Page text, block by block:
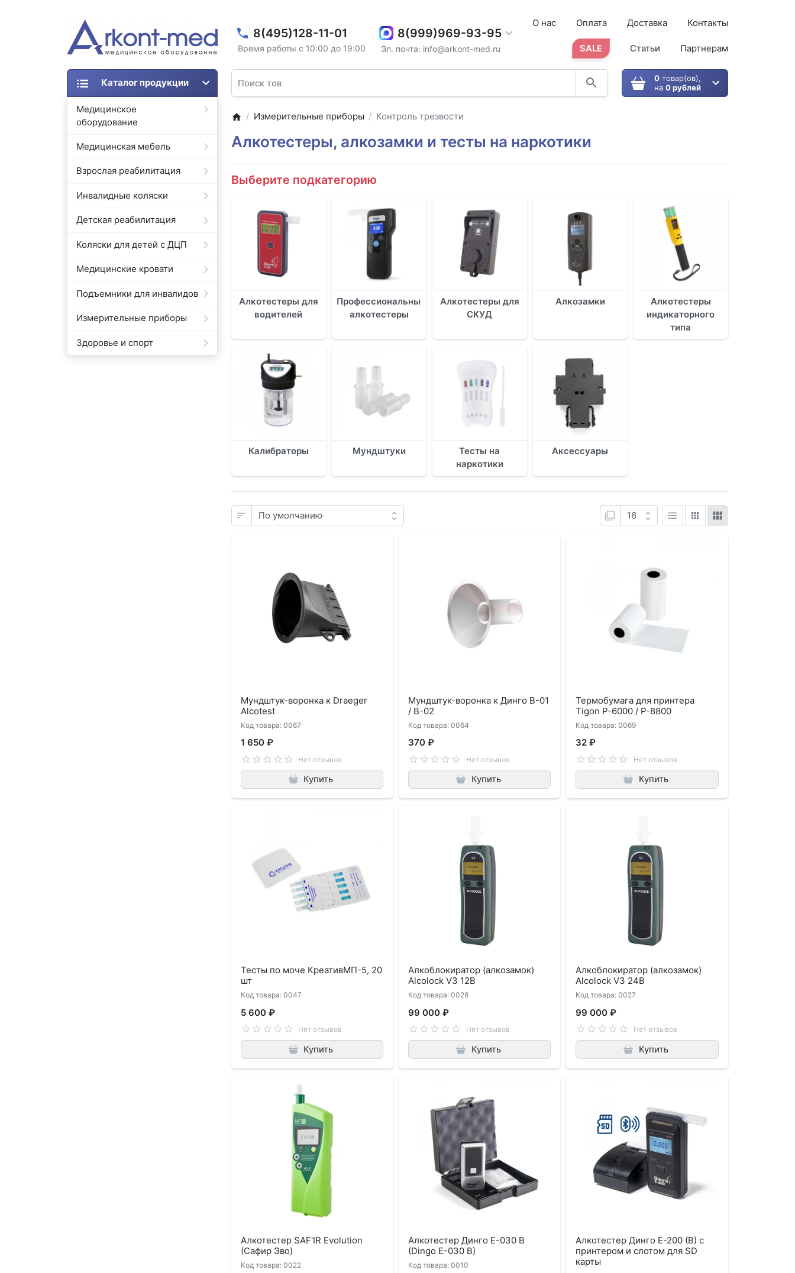
8(495)128-11-01
Время работы с 10:00 до 19:00
8(999)969-93-95
Эл. почта: info@arkont-med.ru
О нас Оплата Доставка Контакты
SALE Статьи Партнерам
0товар(ов),
на 0 рублей
Каталог продукции
Медицинское
оборудование
Медицинская мебель
Взрослая реабилитация
Инвалидные коляски
Детская реабилитация
Коляски для детей с ДЦП
Медицинские кровати
Подъемники для инвалидов
Измерительные приборы
Здоровье и спорт
Измерительные приборы Контроль трезвости
Алкотестеры, алкозамки и тесты на наркотики
Выберите подкатегорию
Алкотестеры для
водителей
Профессиональные
алкотестеры
Алкотестеры для
СКУД
Алкозамки
Алкотестеры
индикаторного
типа
Калибраторы Мундштуки
Тесты на
наркотики
Аксессуары
Мундштук-воронка к Draeger
Alcotest
Код товара: 0067
1 650 ₽
Нет отзывов
Купить
Мундштук-воронка к Динго В-01
/ В-02
Код товара: 0064
370 ₽
Нет отзывов
Купить
Термобумага для принтера
Tigon P-6000 / P-8800
Код товара: 0069
32 ₽
Нет отзывов
Купить
Тесты по моче КреативМП-5, 20
шт
Код товара: 0047
5 600 ₽
Нет отзывов
Купить
Алкоблокиратор (алкозамок)
Alcolock V3 12В
Код товара: 0028
99 000 ₽
Нет отзывов
Купить
Алкоблокиратор (алкозамок)
Alcolock V3 24В
Код товара: 0027
99 000 ₽
Нет отзывов
Купить
Алкотестер SAF'IR Evolution
(Сафир Эво)
Код товара: 0022
Алкотестер Динго Е-030 B
(Dingo E-030 B)
Код товара: 0010
Алкотестер Динго Е-200 (В) с
принтером и слотом для SD
карты